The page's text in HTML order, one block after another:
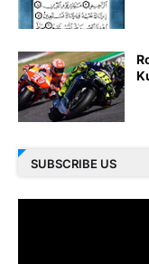
SUBSCRIBE US